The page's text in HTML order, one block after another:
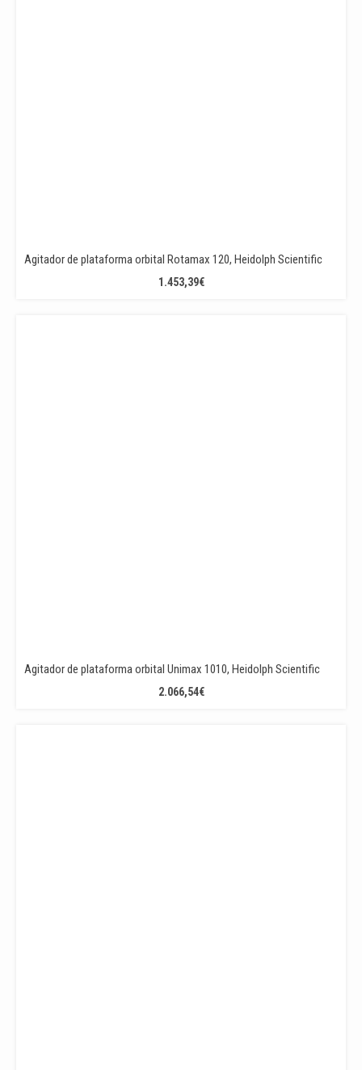
Agitador de plataforma orbital Rotamax 120, Heidolph Scientific
1.453,39€
Agitador de plataforma orbital Unimax 1010, Heidolph Scientific
2.066,54€